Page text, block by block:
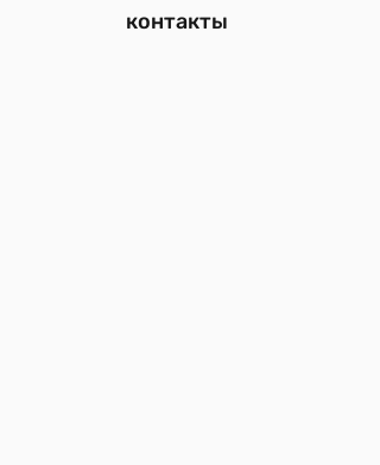
контакты